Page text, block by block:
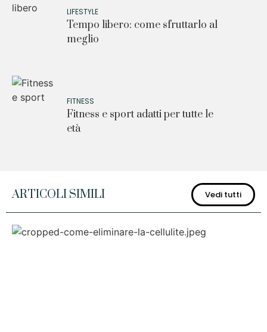
LIFESTYLE
Tempo libero: come sfruttarlo al
meglio
FITNESS
Fitness e sport adatti per tutte le
età
ARTICOLI SIMILI Vedi tutti